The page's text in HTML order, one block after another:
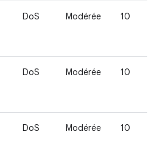
DoS Modérée 10
DoS Modérée 10
DoS Modérée 10